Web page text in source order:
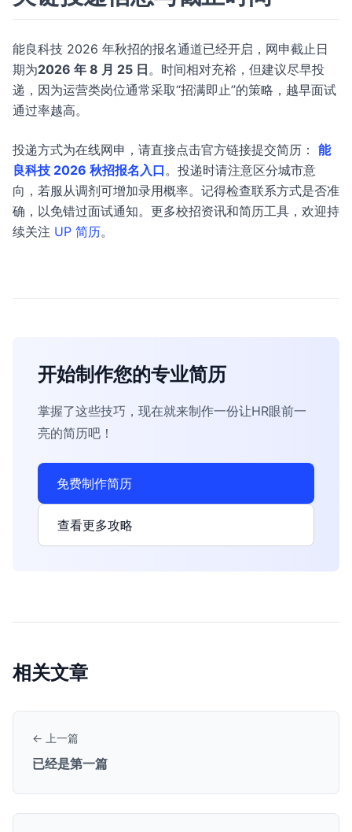
能良科技 2026 年秋招的报名通道已经开启，网申截止日
期为2026 年 8 月 25 日。时间相对充裕，但建议尽早投
递，因为运营类岗位通常采取“招满即止”的策略，越早面试
通过率越高。
投递方式为在线网申，请直接点击官方链接提交简历： 能
良科技 2026 秋招报名入口。投递时请注意区分城市意
向，若服从调剂可增加录用概率。记得检查联系方式是否准
确，以免错过面试通知。更多校招资讯和简历工具，欢迎持
续关注 UP 简历。
开始制作您的专业简历
掌握了这些技巧，现在就来制作一份让HR眼前一
亮的简历吧！
免费制作简历
查看更多攻略
相关文章
← 上一篇
已经是第一篇